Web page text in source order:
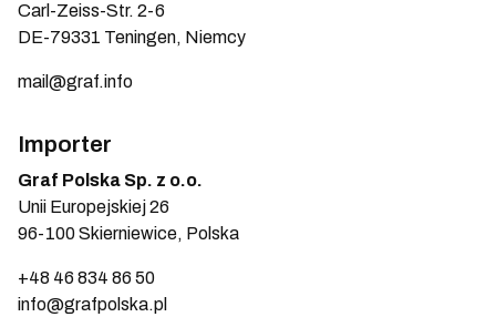
Carl-Zeiss-Str. 2-6
DE-79331 Teningen, Niemcy
mail@graf.info
Importer
Graf Polska Sp. z o.o.
Unii Europejskiej 26
96-100 Skierniewice, Polska
+48 46 834 86 50
info@grafpolska.pl